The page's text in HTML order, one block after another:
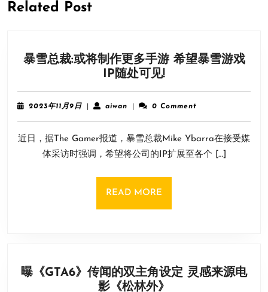
Related Post
暴雪总裁:或将制作更多手游 希望暴雪游戏
IP随处可见!暴
雪
总
或
制
作
暴
2023年11月9日2023
月
9
日
aiwanaiwan 0 Comment
近日，据The Gamer报道，暴雪总裁Mike Ybarra在接受媒
体采访时强调，希望将公司的IP扩展至各个 […]
READ MORE
曝《GTA6》传闻的双主角设定 灵感来源电
影《松林外》